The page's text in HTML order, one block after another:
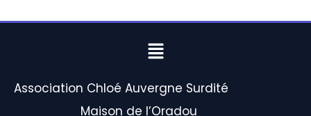
Menu
Association Chloé Auvergne Surdité
Maison de l’Oradou